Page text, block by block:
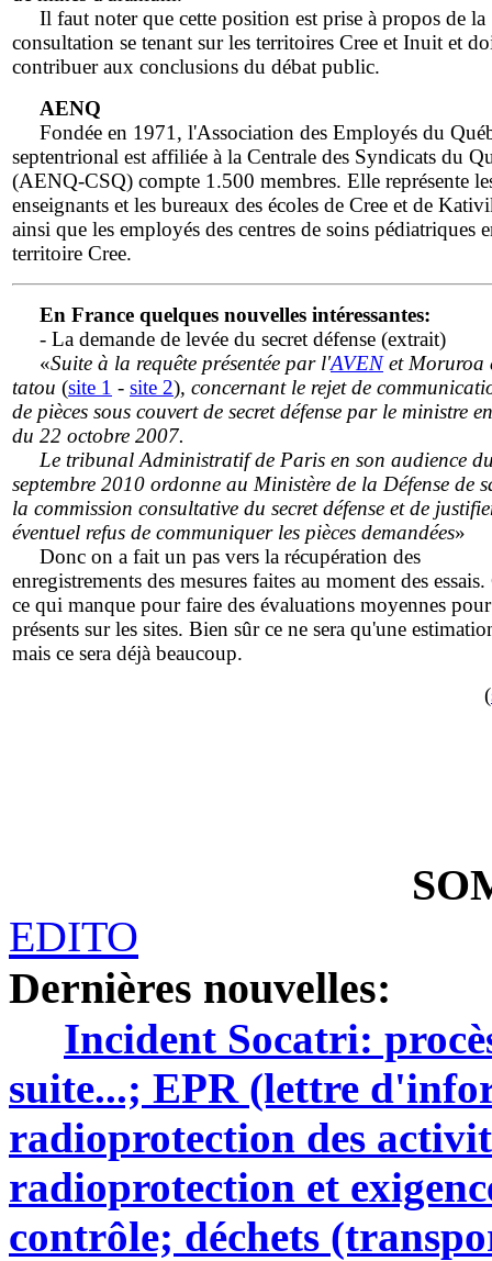
Il faut noter que cette position est prise à propos de la
consultation se tenant sur les territoires Cree et Inuit et
contribuer aux conclusions du débat public.
AENQ
Fondée en 1971, l'Association des Employés du
septentrional est affiliée à la Centrale des Syndicats du
(AENQ-CSQ) compte 1.500 membres. Elle représente
enseignants et les bureaux des écoles de Cree et de
ainsi que les employés des centres de soins pédiatriques
territoire Cree.
En France quelques nouvelles intéressantes:
- La demande de levée du secret défense (extrait)
«Suite à la requête présentée par l'AVENet Moruroa
tatou (site 1 - site 2), concernant le rejet de
de pièces sous couvert de secret défense par le ministre
du 22 octobre 2007.
Le tribunal Administratif de Paris en son audience
septembre 2010 ordonne au Ministère de la Défense de
la commission consultative du secret défense et de
éventuel refus de communiquer les pièces demandées»
Donc on a fait un pas vers la récupération des
enregistrements des mesures faites au moment des essais.
ce qui manque pour faire des évaluations moyennes
présents sur les sites. Bien sûr ce ne sera qu'une
mais ce sera déjà beaucoup.
(
EDITO
Dernières nouvelles:
Incident Socatri:
suite...; EPR (lettre
radioprotection des
radioprotection et
contrôle; déchets